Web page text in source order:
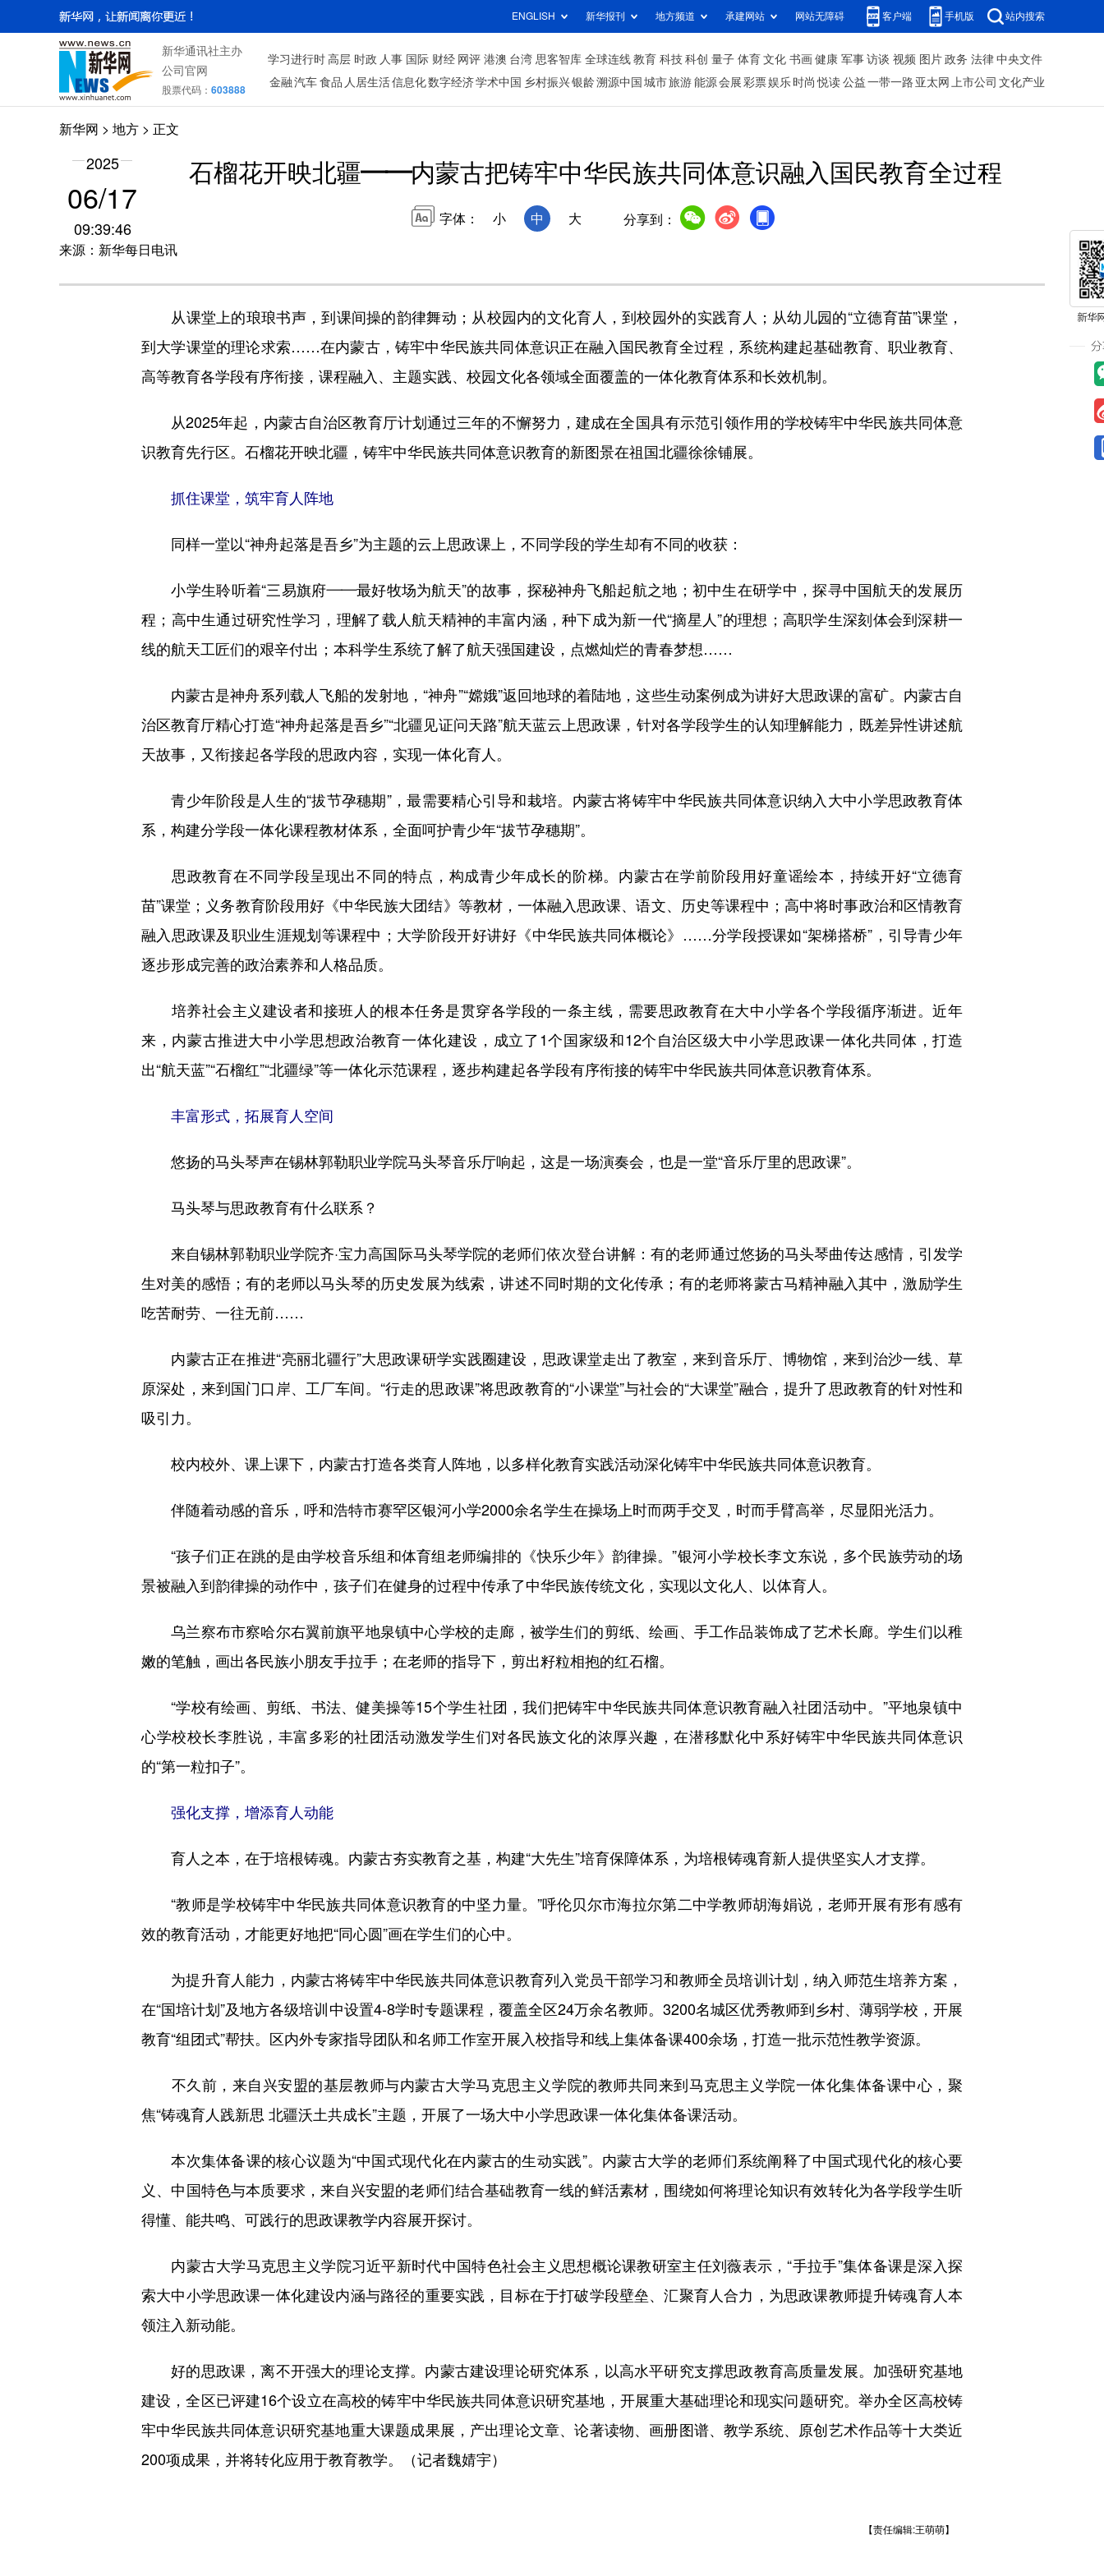
ENGLISH 新华报刊 地方频道 承建网站 网站无障碍 客户端 手机版 站内搜索
新华通讯社主办
公司官网
股票代码： 603888
学习进行时 高层 时政 人事 国际 财经 网评 港澳 台湾 思客智库 全球连线 教育 科技 科创 量子 体育 文化 书画 健康 军事 访谈 视频 图片 政务 法律 中央文件
金融 汽车 食品 人居生活信息化数字经济学术中国 乡村振兴银龄溯源中国 城市旅游 能源 会展 彩票娱乐 时尚 悦读 公益 一带一路 亚太网 上市公司 文化产业
新华网 > 地方 > 正文
2025
06/17
09:39:46
来源：新华每日电讯
石榴花开映北疆——内蒙古把铸牢中华民族共同体意识融入国民教育全过程
字体： 小 中 大 分享到：
从课堂上的琅琅书声，到课间操的韵律舞动；从校园内的文化育人，到校园外的实践育人；从幼儿园的“立德育苗”课堂，
到大学课堂的理论求索……在内蒙古，铸牢中华民族共同体意识正在融入国民教育全过程，系统构建起基础教育、职业教育、
高等教育各学段有序衔接，课程融入、主题实践、校园文化各领域全面覆盖的一体化教育体系和长效机制。
从2025年起，内蒙古自治区教育厅计划通过三年的不懈努力，建成在全国具有示范引领作用的学校铸牢中华民族共同体意
识教育先行区。石榴花开映北疆，铸牢中华民族共同体意识教育的新图景在祖国北疆徐徐铺展。
抓住课堂，筑牢育人阵地
同样一堂以“神舟起落是吾乡”为主题的云上思政课上，不同学段的学生却有不同的收获：
小学生聆听着“三易旗府——最好牧场为航天”的故事，探秘神舟飞船起航之地；初中生在研学中，探寻中国航天的发展历
程；高中生通过研究性学习，理解了载人航天精神的丰富内涵，种下成为新一代“摘星人”的理想；高职学生深刻体会到深耕一
线的航天工匠们的艰辛付出；本科学生系统了解了航天强国建设，点燃灿烂的青春梦想……
内蒙古是神舟系列载人飞船的发射地，“神舟”“嫦娥”返回地球的着陆地，这些生动案例成为讲好大思政课的富矿。内蒙古自
治区教育厅精心打造“神舟起落是吾乡”“北疆见证问天路”航天蓝云上思政课，针对各学段学生的认知理解能力，既差异性讲述航
天故事，又衔接起各学段的思政内容，实现一体化育人。
青少年阶段是人生的“拔节孕穗期”，最需要精心引导和栽培。内蒙古将铸牢中华民族共同体意识纳入大中小学思政教育体
系，构建分学段一体化课程教材体系，全面呵护青少年“拔节孕穗期”。
思政教育在不同学段呈现出不同的特点，构成青少年成长的阶梯。内蒙古在学前阶段用好童谣绘本，持续开好“立德育
苗”课堂；义务教育阶段用好《中华民族大团结》等教材，一体融入思政课、语文、历史等课程中；高中将时事政治和区情教育
融入思政课及职业生涯规划等课程中；大学阶段开好讲好《中华民族共同体概论》……分学段授课如“架梯搭桥”，引导青少年
逐步形成完善的政治素养和人格品质。
培养社会主义建设者和接班人的根本任务是贯穿各学段的一条主线，需要思政教育在大中小学各个学段循序渐进。近年
来，内蒙古推进大中小学思想政治教育一体化建设，成立了1个国家级和12个自治区级大中小学思政课一体化共同体，打造
出“航天蓝”“石榴红”“北疆绿”等一体化示范课程，逐步构建起各学段有序衔接的铸牢中华民族共同体意识教育体系。
丰富形式，拓展育人空间
悠扬的马头琴声在锡林郭勒职业学院马头琴音乐厅响起，这是一场演奏会，也是一堂“音乐厅里的思政课”。
马头琴与思政教育有什么联系？
来自锡林郭勒职业学院齐·宝力高国际马头琴学院的老师们依次登台讲解：有的老师通过悠扬的马头琴曲传达感情，引发学
生对美的感悟；有的老师以马头琴的历史发展为线索，讲述不同时期的文化传承；有的老师将蒙古马精神融入其中，激励学生
吃苦耐劳、一往无前……
内蒙古正在推进“亮丽北疆行”大思政课研学实践圈建设，思政课堂走出了教室，来到音乐厅、博物馆，来到治沙一线、草
原深处，来到国门口岸、工厂车间。“行走的思政课”将思政教育的“小课堂”与社会的“大课堂”融合，提升了思政教育的针对性和
吸引力。
校内校外、课上课下，内蒙古打造各类育人阵地，以多样化教育实践活动深化铸牢中华民族共同体意识教育。
伴随着动感的音乐，呼和浩特市赛罕区银河小学2000余名学生在操场上时而两手交叉，时而手臂高举，尽显阳光活力。
“孩子们正在跳的是由学校音乐组和体育组老师编排的《快乐少年》韵律操。”银河小学校长李文东说，多个民族劳动的场
景被融入到韵律操的动作中，孩子们在健身的过程中传承了中华民族传统文化，实现以文化人、以体育人。
乌兰察布市察哈尔右翼前旗平地泉镇中心学校的走廊，被学生们的剪纸、绘画、手工作品装饰成了艺术长廊。学生们以稚
嫩的笔触，画出各民族小朋友手拉手；在老师的指导下，剪出籽粒相抱的红石榴。
“学校有绘画、剪纸、书法、健美操等15个学生社团，我们把铸牢中华民族共同体意识教育融入社团活动中。”平地泉镇中
心学校校长李胜说，丰富多彩的社团活动激发学生们对各民族文化的浓厚兴趣，在潜移默化中系好铸牢中华民族共同体意识
的“第一粒扣子”。
强化支撑，增添育人动能
育人之本，在于培根铸魂。内蒙古夯实教育之基，构建“大先生”培育保障体系，为培根铸魂育新人提供坚实人才支撑。
“教师是学校铸牢中华民族共同体意识教育的中坚力量。”呼伦贝尔市海拉尔第二中学教师胡海娟说，老师开展有形有感有
效的教育活动，才能更好地把“同心圆”画在学生们的心中。
为提升育人能力，内蒙古将铸牢中华民族共同体意识教育列入党员干部学习和教师全员培训计划，纳入师范生培养方案，
在“国培计划”及地方各级培训中设置4-8学时专题课程，覆盖全区24万余名教师。3200名城区优秀教师到乡村、薄弱学校，开展
教育“组团式”帮扶。区内外专家指导团队和名师工作室开展入校指导和线上集体备课400余场，打造一批示范性教学资源。
不久前，来自兴安盟的基层教师与内蒙古大学马克思主义学院的教师共同来到马克思主义学院一体化集体备课中心，聚
焦“铸魂育人践新思 北疆沃土共成长”主题，开展了一场大中小学思政课一体化集体备课活动。
本次集体备课的核心议题为“中国式现代化在内蒙古的生动实践”。内蒙古大学的老师们系统阐释了中国式现代化的核心要
义、中国特色与本质要求，来自兴安盟的老师们结合基础教育一线的鲜活素材，围绕如何将理论知识有效转化为各学段学生听
得懂、能共鸣、可践行的思政课教学内容展开探讨。
内蒙古大学马克思主义学院习近平新时代中国特色社会主义思想概论课教研室主任刘薇表示，“手拉手”集体备课是深入探
索大中小学思政课一体化建设内涵与路径的重要实践，目标在于打破学段壁垒、汇聚育人合力，为思政课教师提升铸魂育人本
领注入新动能。
好的思政课，离不开强大的理论支撑。内蒙古建设理论研究体系，以高水平研究支撑思政教育高质量发展。加强研究基地
建设，全区已评建16个设立在高校的铸牢中华民族共同体意识研究基地，开展重大基础理论和现实问题研究。举办全区高校铸
牢中华民族共同体意识研究基地重大课题成果展，产出理论文章、论著读物、画册图谱、教学系统、原创艺术作品等十大类近
200项成果，并将转化应用于教育教学。（记者魏婧宇）
【责任编辑:王萌萌】